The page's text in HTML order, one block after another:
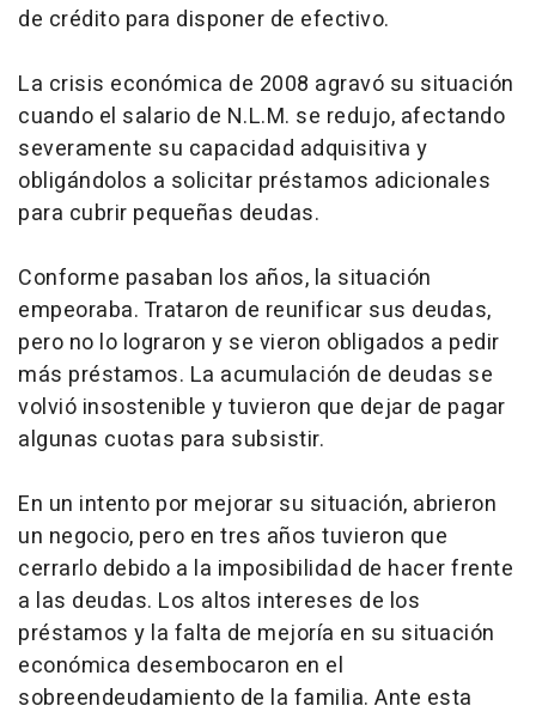
de crédito para disponer de efectivo.
La crisis económica de 2008 agravó su situación
cuando el salario de N.L.M. se redujo, afectando
severamente su capacidad adquisitiva y
obligándolos a solicitar préstamos adicionales
para cubrir pequeñas deudas.
Conforme pasaban los años, la situación
empeoraba. Trataron de reunificar sus deudas,
pero no lo lograron y se vieron obligados a pedir
más préstamos. La acumulación de deudas se
volvió insostenible y tuvieron que dejar de pagar
algunas cuotas para subsistir.
En un intento por mejorar su situación, abrieron
un negocio, pero en tres años tuvieron que
cerrarlo debido a la imposibilidad de hacer frente
a las deudas. Los altos intereses de los
préstamos y la falta de mejoría en su situación
económica desembocaron en el
sobreendeudamiento de la familia. Ante esta